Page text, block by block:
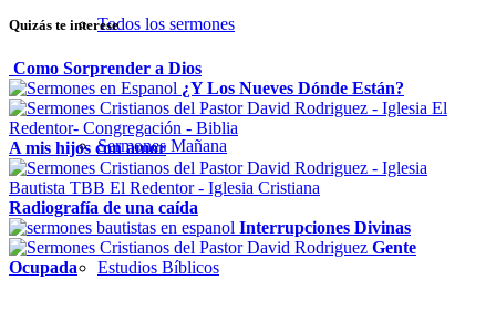
Todos los sermones
Sermones Mañana
Estudios Bíblicos
Quizás te interese
Como Sorprender a Dios
¿Y Los Nueves Dónde Están?
A mis hijos con amor
Radiografía de una caída
Interrupciones Divinas
Gente
Ocupada